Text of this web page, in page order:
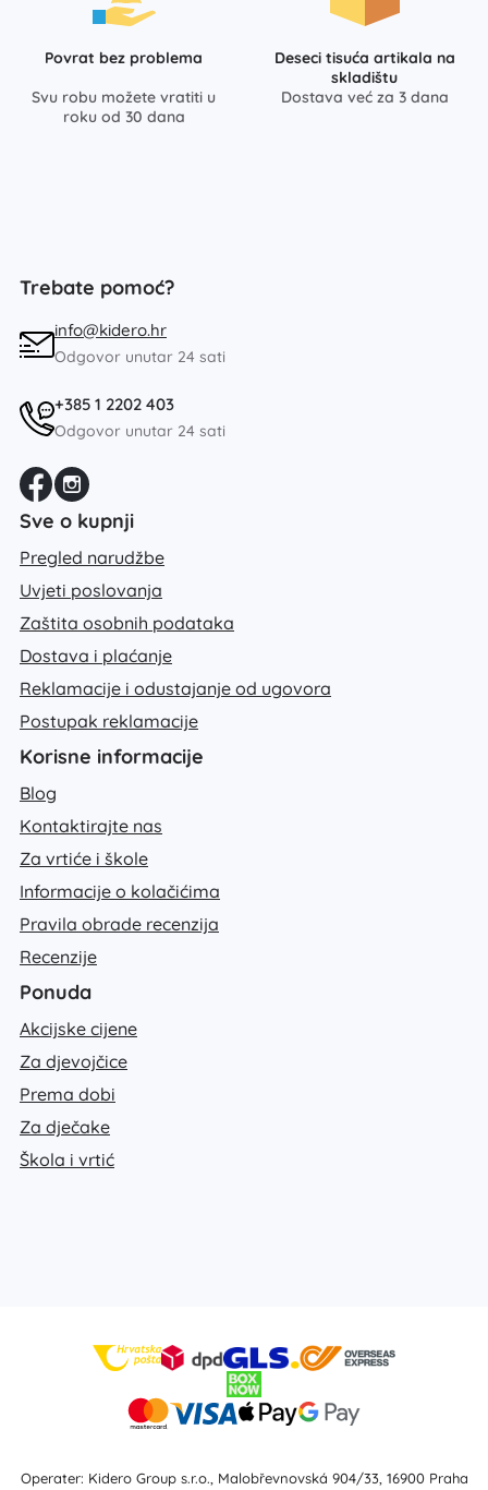
Povrat bez problema
Svu robu možete vratiti u
roku od 30 dana
Deseci tisuća artikala na
skladištu
Dostava već za 3 dana
Trebate pomoć?
info@kidero.hr
Odgovor unutar 24 sati
+385 1 2202 403
Odgovor unutar 24 sati
Sve o kupnji
Pregled narudžbe
Uvjeti poslovanja
Zaštita osobnih podataka
Dostava i plaćanje
Reklamacije i odustajanje od ugovora
Postupak reklamacije
Korisne informacije
Blog
Kontaktirajte nas
Za vrtiće i škole
Informacije o kolačićima
Pravila obrade recenzija
Recenzije
Ponuda
Akcijske cijene
Za djevojčice
Prema dobi
Za dječake
Škola i vrtić
Operater: Kidero Group s.r.o., Malobřevnovská 904/33, 16900 Praha